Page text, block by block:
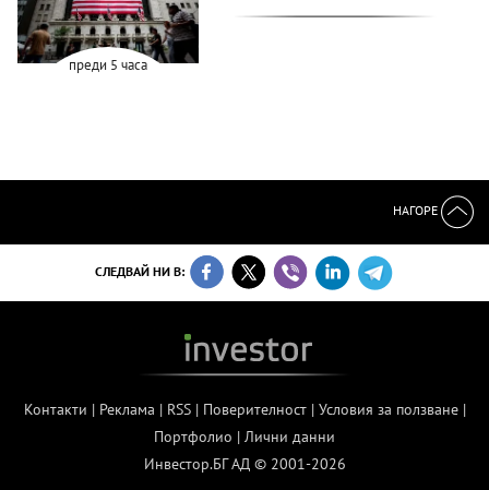
преди 5 часа
НАГОРЕ
СЛЕДВАЙ НИ В:
Контакти | Реклама | RSS| Поверителност| Условия за ползване|
Портфолио | Лични данни
Инвестор.БГ АД © 2001-2026